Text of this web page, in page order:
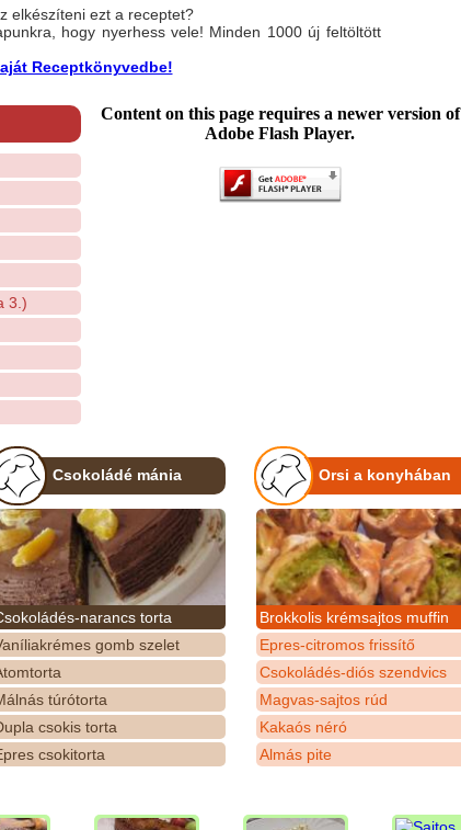
elkészíteni ezt a receptet?
hogy nyerhess vele! Minden 1000 új feltöltött
Receptkönyvedbe!
3.)
Content on this page requires a newer version of
Adobe Flash Player.
Csokoládé mánia
narancs torta
gomb szelet
túrótorta
csokis torta
csokitorta
Orsi a konyhában
Brokkolis krémsajtos muffin
Epres-citromos frissítő
Csokoládés-diós szendvics
Magvas-sajtos rúd
Kakaós néró
Almás pite